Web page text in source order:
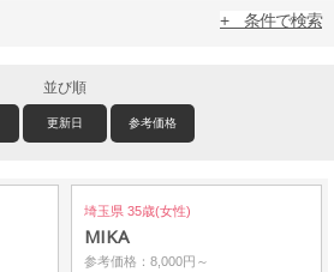
+ 条件で検索
並び順
更新日 参考価格
埼玉県 35歳(女性)
MIKA
参考価格：8,000円～